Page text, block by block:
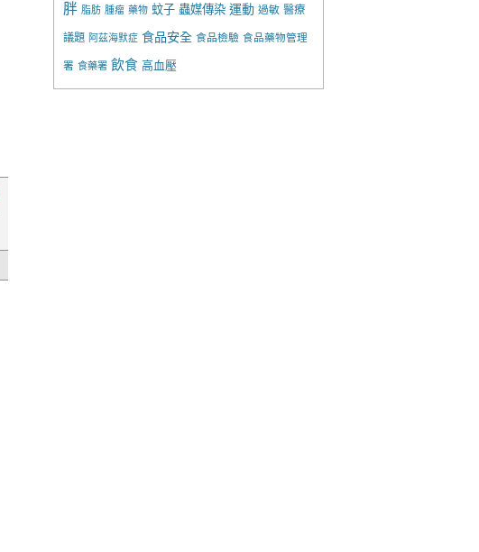
胖 脂肪 腫瘤 藥物 蚊子 蟲媒傳染 運動 過敏 醫療
議題 阿茲海默症 食品安全 食品檢驗 食品藥物管理
署 食藥署 飲食 高血壓